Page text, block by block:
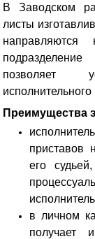
В Заводском
листы
направляются
позволяет
Преимущества
приставов
его
в личном
получает